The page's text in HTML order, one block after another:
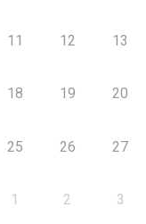
11 12 13
18 19 20
25 26 27
1 2 3